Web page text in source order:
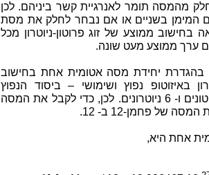
מהמסה תומר לאנרגיית קשר ביניהם. לכן
המימן בשניים או אם נבחר לחלק את מסת
בחישוב ממוצע של זוג פרוטון-ניוטרון מכל
ערך ממוצע מעט שונה.
בהגדרת יחידת מסה אטומית אחת בחישוב
באיזוטופ נפוץ ושימושי – ביסוד הנפוץ
פחמן-12. בגרעין פחמן-12 יש 6 פרוטונים ו- 6 ניוטרונים. לכן, כדי לקבל את המסה
של פחמן-12 ב- 12.
אחת היא,